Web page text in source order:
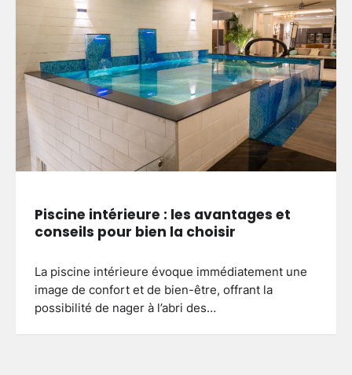
Piscine intérieure : les avantages et
conseils pour bien la choisir
La piscine intérieure évoque immédiatement une
image de confort et de bien-être, offrant la
possibilité de nager à l’abri des…